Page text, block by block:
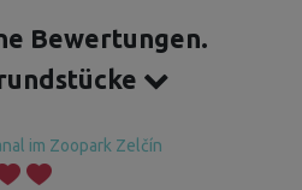
Bewertungen.
im Zoopark Zelčín